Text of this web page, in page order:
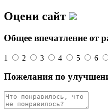
Оцени сайт
Общее впечатление от
1 2 3 4 5 6
Пожелания по